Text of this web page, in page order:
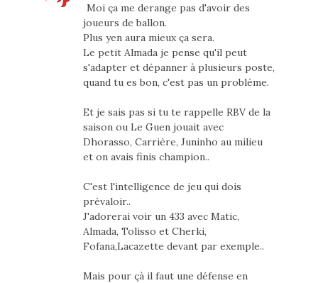
Moi ça me derange pas d'avoir des
joueurs de ballon.
Plus yen aura mieux ça sera.
Le petit Almada je pense qu'il peut
s'adapter et dépanner à plusieurs poste,
quand tu es bon, c'est pas un problème.
Et je sais pas si tu te rappelle RBV de la
saison ou Le Guen jouait avec
Dhorasso, Carrière, Juninho au milieu
et on avais finis champion..
C'est l'intelligence de jeu qui dois
prévaloir..
J'adorerai voir un 433 avec Matic,
Almada, Tolisso et Cherki,
Fofana,Lacazette devant par exemple..
Mais pour çà il faut une défense en